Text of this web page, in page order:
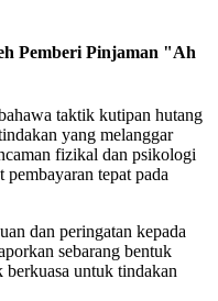
Pemberi Pinjaman "Ah
taktik kutipan hutang
yang melanggar
fizikal dan psikologi
tepat pada
dan peringatan kepada
sebarang bentuk
berkuasa untuk tindakan